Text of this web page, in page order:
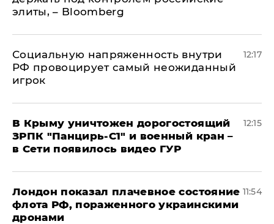
элиты, – Bloomberg
Социальную напряженность внутри
РФ провоцирует самый неожиданный
игрок
12:17
В Крыму уничтожен дорогостоящий
ЗРПК "Панцирь-С1" и военный кран –
в Сети появилось видео ГУР
12:15
Лондон показал плачевное состояние
флота РФ, пораженного украинскими
дронами
11:54